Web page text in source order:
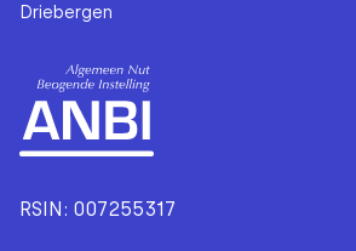
Driebergen
RSIN: 007255317